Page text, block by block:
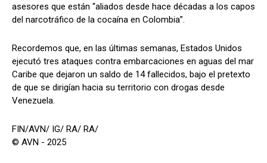
asesores que están “aliados desde hace décadas a los capos
del narcotráfico de la cocaína en Colombia”.
Recordemos que, en las últimas semanas, Estados Unidos
ejecutó tres ataques contra embarcaciones en aguas del mar
Caribe que dejaron un saldo de 14 fallecidos, bajo el pretexto
de que se dirigían hacia su territorio con drogas desde
Venezuela.
FIN/AVN/ IG/ RA/ RA/
© AVN - 2025